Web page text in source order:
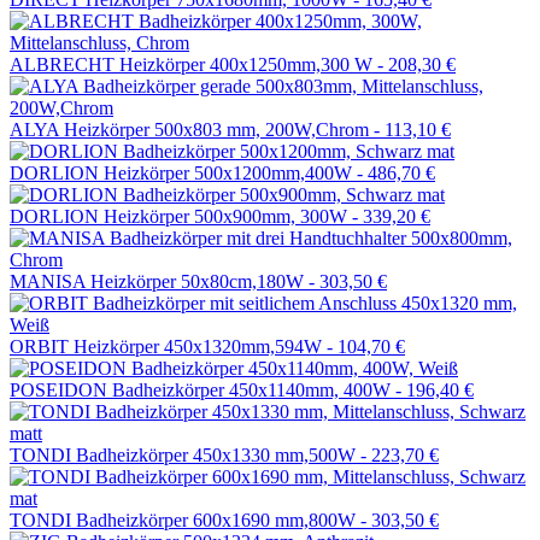
ALBRECHT Heizkörper 400x1250mm,300 W - 208,30 €
ALYA Heizkörper 500x803 mm, 200W,Chrom - 113,10 €
DORLION Heizkörper 500x1200mm,400W - 486,70 €
DORLION Heizkörper 500x900mm, 300W - 339,20 €
MANISA Heizkörper 50x80cm,180W - 303,50 €
ORBIT Heizkörper 450x1320mm,594W - 104,70 €
POSEIDON Badheizkörper 450x1140mm, 400W - 196,40 €
TONDI Badheizkörper 450x1330 mm,500W - 223,70 €
TONDI Badheizkörper 600x1690 mm,800W - 303,50 €